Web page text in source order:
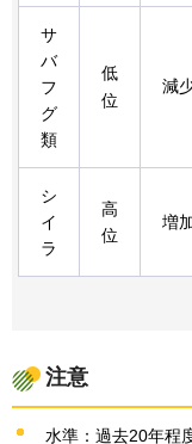
サ
バ
フ
グ
類
低
位
減
シ
イ
ラ
高
位
増
注意
水準：過去20年程